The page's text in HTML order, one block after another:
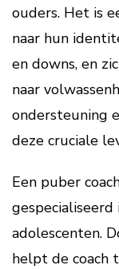
ouders. Het is
naar hun
en downs, en
naar
ondersteuning
deze cruciale
Een puber
adolescenten.
helpt de coach